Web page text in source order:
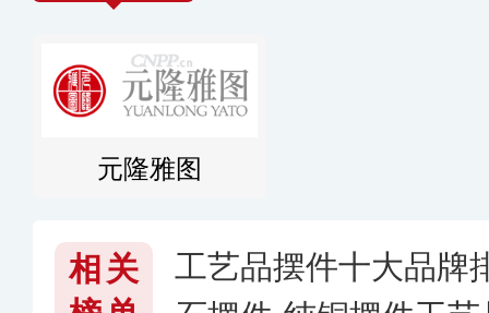
元隆雅图
相关
工艺品摆件十大品牌